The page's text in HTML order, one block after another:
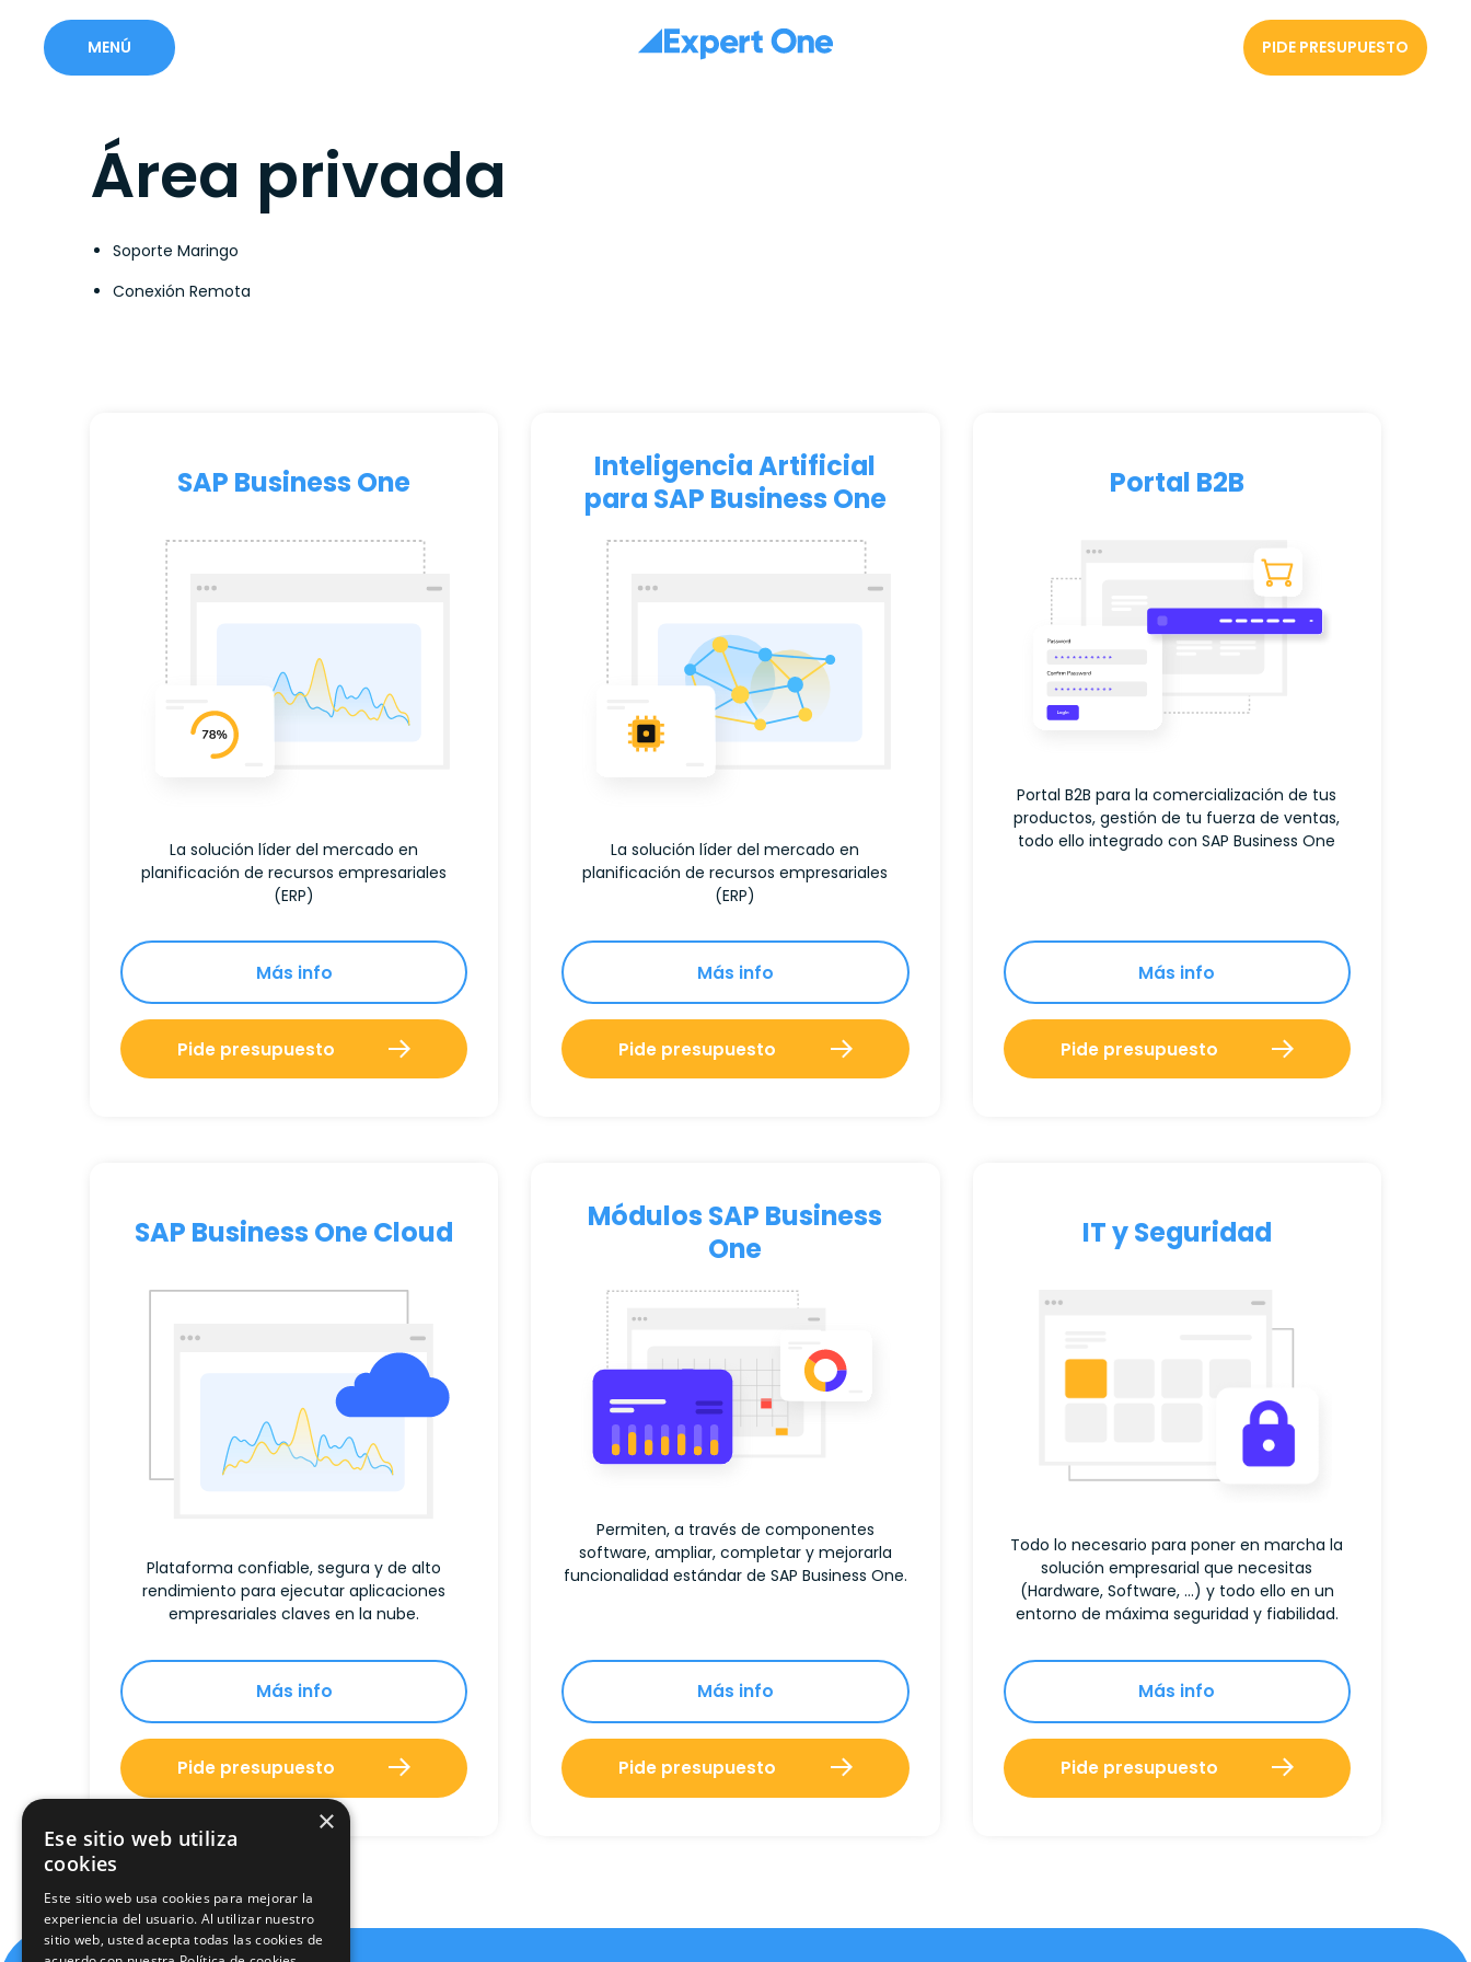
MENÚ PIDE PRESUPUESTO
Área privada
Soporte Maringo
Conexión Remota
SAP Business One
La solución líder del mercado en
planificación de recursos empresariales
(ERP)
Más info
Pide presupuesto
Inteligencia Artificial
para SAP Business One
La solución líder del mercado en
planificación de recursos empresariales
(ERP)
Más info
Pide presupuesto
Portal B2B
Portal B2B para la comercialización de tus
productos, gestión de tu fuerza de ventas,
todo ello integrado con SAP Business One
Más info
Pide presupuesto
SAP Business One Cloud
Plataforma confiable, segura y de alto
rendimiento para ejecutar aplicaciones
empresariales claves en la nube.
Más info
Pide presupuesto
Módulos SAP Business
One
Permiten, a través de componentes
software, ampliar, completar y mejorarla
funcionalidad estándar de SAP Business One.
Más info
Pide presupuesto
IT y Seguridad
Todo lo necesario para poner en marcha la
solución empresarial que necesitas
(Hardware, Software, …) y todo ello en un
entorno de máxima seguridad y fiabilidad.
Más info
Pide presupuesto
×
Ese sitio web utiliza
cookies
Este sitio web usa cookies para mejorar la
experiencia del usuario. Al utilizar nuestro
sitio web, usted acepta todas las cookies de